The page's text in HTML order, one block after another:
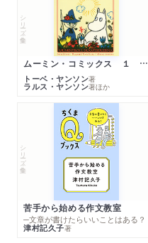
シリーズ・全集
ムーミン・コミックス １ 黄金のしっぽ
トーベ・ヤンソン著
ラルス・ヤンソン著ほか
シリーズ・全集
苦手から始める作文教室
─文章が書けたらいいことはある？
津村記久子著